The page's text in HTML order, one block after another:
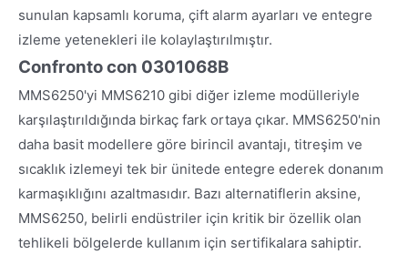
sunulan kapsamlı koruma, çift alarm ayarları ve entegre
izleme yetenekleri ile kolaylaştırılmıştır.
Confronto con 0301068B
MMS6250'yi MMS6210 gibi diğer izleme modülleriyle
karşılaştırıldığında birkaç fark ortaya çıkar. MMS6250'nin
daha basit modellere göre birincil avantajı, titreşim ve
sıcaklık izlemeyi tek bir ünitede entegre ederek donanım
karmaşıklığını azaltmasıdır. Bazı alternatiflerin aksine,
MMS6250, belirli endüstriler için kritik bir özellik olan
tehlikeli bölgelerde kullanım için sertifikalara sahiptir.